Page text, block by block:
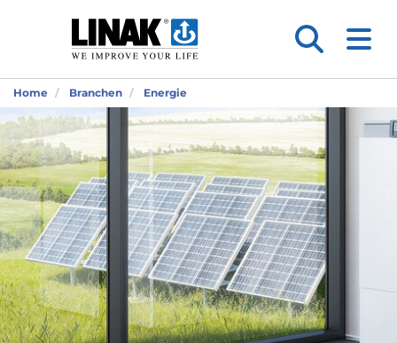
Home Branchen Energie